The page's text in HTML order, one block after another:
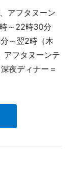
アフタヌーン
～22時30分
～翌2時（木
アフタヌーンテ
夜ディナー＝